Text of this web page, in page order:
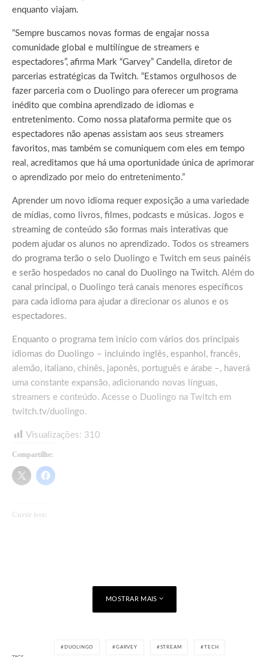
enquanto viajam.
“Sempre buscamos novas formas de engajar nossa
comunidade global e multilíngue de streamers e
espectadores”, afirma Mark “Garvey” Candella, diretor de
parcerias estratégicas da Twitch. “Estamos orgulhosos de
fazer parceria com o Duolingo para oferecer um programa
inédito que combina aprendizado de idiomas e
entretenimento. Como nossa plataforma permite que os
espectadores não apenas assistam aos seus streamers
favoritos, mas também se comuniquem com eles em tempo
real, acreditamos que há uma oportunidade única de aprimorar
o aprendizado por meio do entretenimento.”
Aprender um novo idioma requer exposição a uma variedade
de mídias, como livros, filmes, podcasts e músicas. Jogos e
streaming de conteúdo são formas mais interativas que
podem ajudar os alunos no aprendizado. Todos os streamers
do programa terão o selo Duolingo e Twitch em seus painéis
e serão hospedados no canal do Duolingo na Twitch. Além do
canal principal, o Duolingo terá canais menores específicos
para cada idioma para ajudar a direcionar os alunos e os
espectadores.
Enquanto o programa tem início com vários dos principais
idiomas do Duolingo – incluindo inglês, espanhol, francês,
alemão, italiano, chinês, japonês, português e árabe –, haverá
uma constante expansão, adicionando novas línguas,
streamers e conteúdo. Acesse o Duolingo na Twitch em
twitch.tv/duolingo.
Visualizações: 310
Compartilhe:
Curtir isso:
MOSTRAR MAIS
DUOLINGO GARVEY STREAM TECH